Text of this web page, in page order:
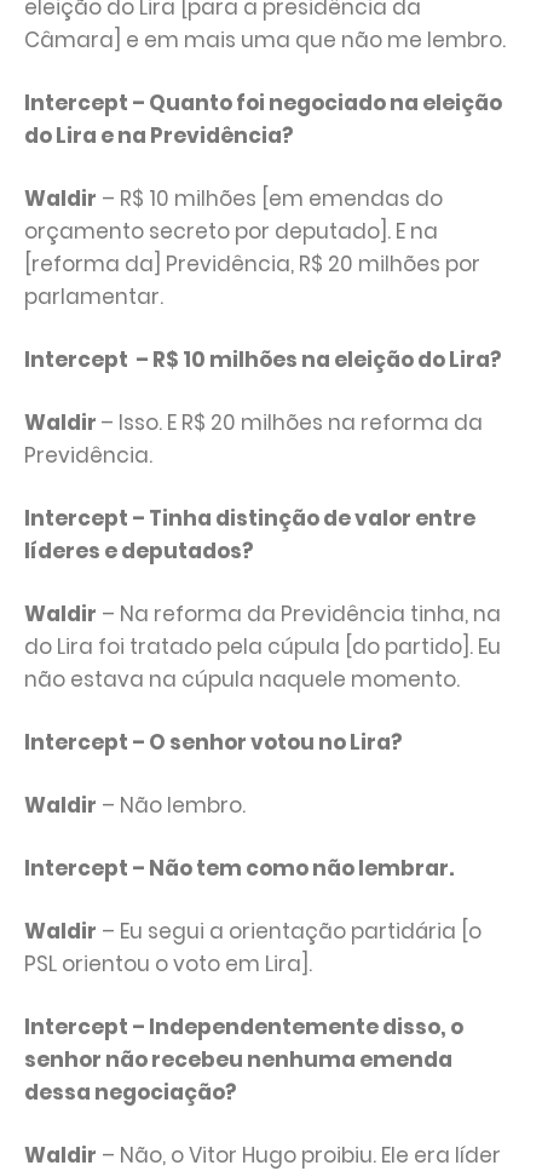
eleição do Lira [para a presidência da
Câmara] e em mais uma que não me lembro.
Intercept – Quanto foi negociado na eleição
do Lira e na Previdência?
Waldir – R$ 10 milhões [em emendas do
orçamento secreto por deputado]. E na
[reforma da] Previdência, R$ 20 milhões por
parlamentar.
Intercept – R$ 10 milhões na eleição do Lira?
Waldir – Isso. E R$ 20 milhões na reforma da
Previdência.
Intercept – Tinha distinção de valor entre
líderes e deputados?
Waldir – Na reforma da Previdência tinha, na
do Lira foi tratado pela cúpula [do partido]. Eu
não estava na cúpula naquele momento.
Intercept – O senhor votou no Lira?
Waldir – Não lembro.
Intercept – Não tem como não lembrar.
Waldir – Eu segui a orientação partidária [o
PSL orientou o voto em Lira].
Intercept – Independentemente disso, o
senhor não recebeu nenhuma emenda
dessa negociação?
Waldir – Não, o Vitor Hugo proibiu. Ele era líder